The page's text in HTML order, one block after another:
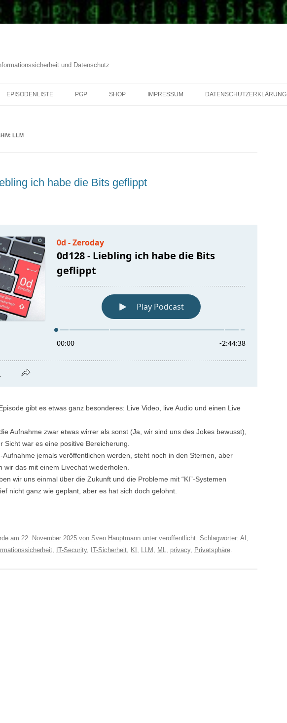
und Datenschutz
EPISODENLISTE PGP SHOP IMPRESSUM DATENSCHUTZERKLÄRUNG
LLM
ich habe die Bits geflippt
gibt es etwas ganz besonderes: Live Video, live Audio und einen Live
Aufnahme zwar etwas wirrer als sonst (Ja, wir sind uns des Jokes bewusst),
Sicht war es eine positive Bereicherung.
Aufnahme jemals veröffentlichen werden, steht noch in den Sternen, aber
wir das mit einem Livechat wiederholen.
wir uns einmal über die Zukunft und die Probleme mit “KI”-Systemen
nicht ganz wie geplant, aber es hat sich doch gelohnt.
am 22. November 2025 von Sven Hauptmann unter veröffentlicht. Schlagwörter: AI ,
, IT-Security, IT-Sicherheit, KI , LLM , ML, privacy, Privatsphäre.